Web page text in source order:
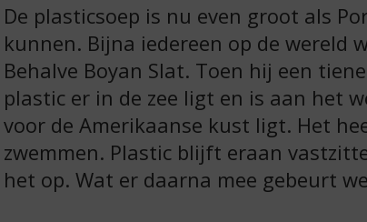
De plasticsoep is nu even groot als
kunnen. Bijna iedereen op de wereld
Behalve Boyan Slat. Toen hij een
plastic er in de zee ligt en is aan het
voor de Amerikaanse kust ligt. Het
zwemmen. Plastic blijft eraan
het op. Wat er daarna mee gebeurt